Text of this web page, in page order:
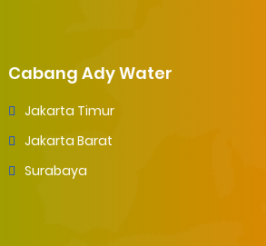
Cabang Ady Water
Jakarta Timur
Jakarta Barat
Surabaya